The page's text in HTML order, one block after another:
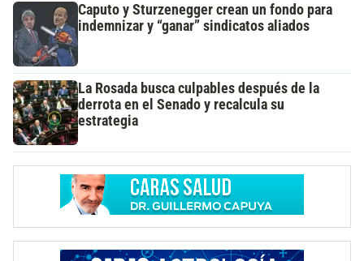
Caputo y Sturzenegger crean un fondo para
indemnizar y “ganar” sindicatos aliados
La Rosada busca culpables después de la
derrota en el Senado y recalcula su
estrategia